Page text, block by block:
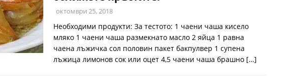
октомври 25, 2018
Необходими продукти: За тестото: 1 чаени чаша кисело
мляко 1 чаени чаша размекнато масло 2 яйца 1 равна
чаена лъжичка сол половин пакет бакпулвер 1 супена
лъжица лимонов сок или оцет 4,5 чаени чаша брашно […]